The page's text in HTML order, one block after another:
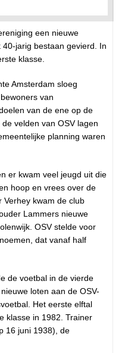
schot.
een nieuwe
jarig bestaan gevierd. In
klasse.
Amsterdam sloeg
van
van de ene op de
velden van OSV lagen
planning waren
er kwam veel jeugd uit die
hoop en vrees over de
Verhey kwam de club
Lammers nieuwe
OSV stelde voor
dat vanaf half
de voetbal in de vierde
loten aan de OSV-
Het eerste elftal
klasse in 1982. Trainer
16 juni 1938), de